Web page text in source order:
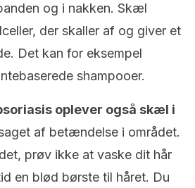
og i nakken. Skæl
der skaller af og giver et
Det kan for eksempel
shampooer.
oplever også skæl i
af betændelse i området.
prøv ikke at vaske dit hår
en blød børste til håret. Du